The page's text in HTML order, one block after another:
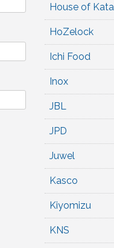
House of Kata
HoZelock
Ichi Food
Inox
JBL
JPD
Juwel
Kasco
Kiyomizu
KNS